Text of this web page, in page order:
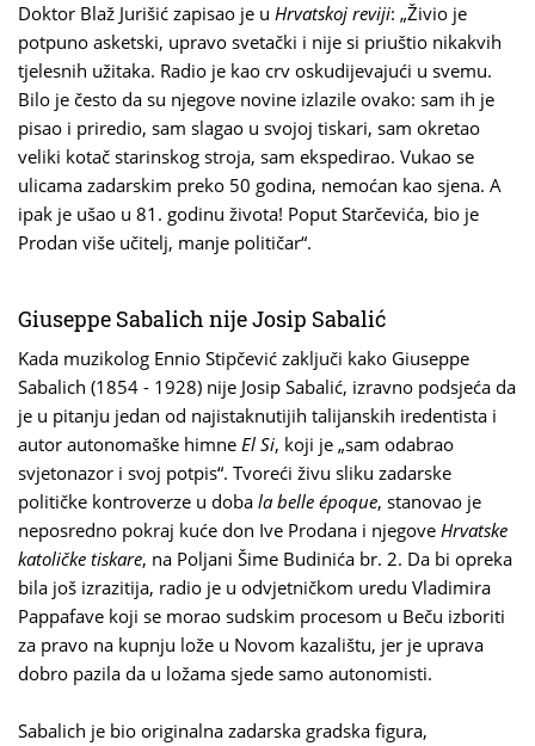
Doktor Blaž Jurišić zapisao je u Hrvatskoj reviji: „Živio je
potpuno asketski, upravo svetački i nije si priuštio nikakvih
tjelesnih užitaka. Radio je kao crv oskudijevajući u svemu.
Bilo je često da su njegove novine izlazile ovako: sam ih je
pisao i priredio, sam slagao u svojoj tiskari, sam okretao
veliki kotač starinskog stroja, sam ekspedirao. Vukao se
ulicama zadarskim preko 50 godina, nemoćan kao sjena. A
ipak je ušao u 81. godinu života! Poput Starčevića, bio je
Prodan više učitelj, manje političar“.
Giuseppe Sabalich nije Josip Sabalić
Kada muzikolog Ennio Stipčević zaključi kako Giuseppe
Sabalich (1854 - 1928) nije Josip Sabalić, izravno podsjeća da
je u pitanju jedan od najistaknutijih talijanskih iredentista i
autor autonomaške himne El Si, koji je „sam odabrao
svjetonazor i svoj potpis“. Tvoreći živu sliku zadarske
političke kontroverze u doba la belle époque, stanovao je
neposredno pokraj kuće don Ive Prodana i njegove Hrvatske
katoličke tiskare, na Poljani Šime Budinića br. 2. Da bi opreka
bila još izrazitija, radio je u odvjetničkom uredu Vladimira
Pappafave koji se morao sudskim procesom u Beču izboriti
za pravo na kupnju lože u Novom kazalištu, jer je uprava
dobro pazila da u ložama sjede samo autonomisti.
Sabalich je bio originalna zadarska gradska figura,